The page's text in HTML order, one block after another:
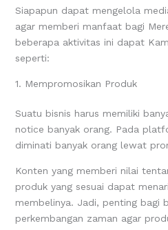
Siapapun dapat mengelola
agar memberi manfaat bagi
beberapa aktivitas ini dapat
seperti:
1. Mempromosikan Produk
Suatu bisnis harus memiliki
notice banyak orang. Pada
diminati banyak orang lewat
Konten yang memberi nilai
produk yang sesuai dapat
membelinya. Jadi, penting bagi
perkembangan zaman agar